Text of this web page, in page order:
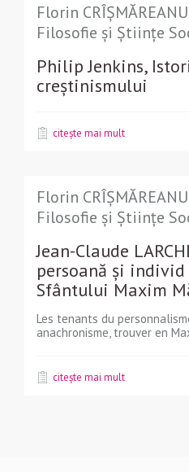
Florin
Filosofie și Științe
Philip Jenkins,
creștinismului
citește mai mult
Florin
Filosofie și Științe
Jean-Claude
persoană şi
Sfântului Maxim
Les tenants du
anachronisme, trouver en
citește mai mult